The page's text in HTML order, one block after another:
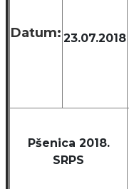
Datum: 23.07.2018
Pšenica 2018.
SRPS